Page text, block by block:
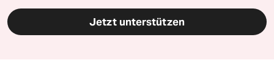
Jetzt unterstützen